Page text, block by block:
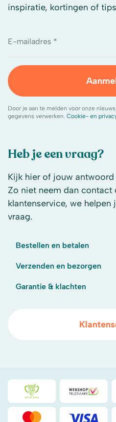
Heb je een vraag?
Kijk hier of jouw antwoord
Zo niet neem dan contact
klantenservice, we
vraag.
Bestellen en betalen
Verzenden en bezorgen
Garantie & klachten
inspiratie, kortingen of
E-mailadres *
Door je aan te melden voor onze
gegevens verwerken. Cookie- en
Duurzaamheidsprijs